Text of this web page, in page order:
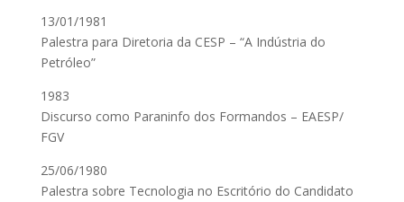
13/01/1981
Palestra para Diretoria da CESP – “A Indústria do
Petróleo”
1983
Discurso como Paraninfo dos Formandos – EAESP/
FGV
25/06/1980
Palestra sobre Tecnologia no Escritório do Candidato